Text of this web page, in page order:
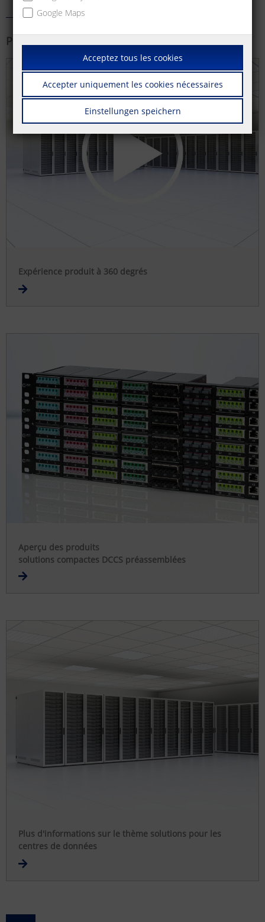
Plus d'information
Expérience produit à 360 degrés
Aperçu des produits
solutions compactes DCCS préassemblées
Plus d'informations sur le thème solutions pour les
centres de données
Google Maps
Acceptez tous les cookies
Accepter uniquement les cookies nécessaires
Einstellungen speichern